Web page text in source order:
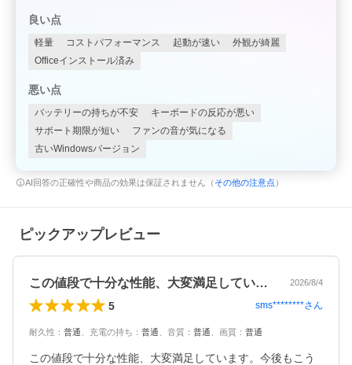
良い点
軽量 コストパフォーマンス 起動が速い
外観が綺麗
Officeインストール済み
悪い点
バッテリーの持ちが不安
キーボードの反応が悪い
サポート期限が短い
ファンの音が気になる
古いWindowsバージョン
AI回答の正確性や商品の効果は保証されません（ その他の注意点 ）
ピックアップレビュー
この値段で十分な性能、大変満足していま… 2026/8/4
5 sms********さん
耐久性 ： 普通 充電の持ち ： 普通 音質 ： 普通 画質 ： 普通
この値段で十分な性能、大変満足しています。今後もこう